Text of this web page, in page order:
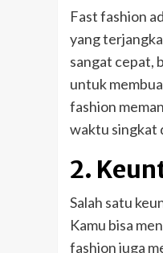
Fast fashion
yang
sangat cepat,
untuk
fashion
waktu singkat
2.
Salah satu
Kamu bisa
fashion juga